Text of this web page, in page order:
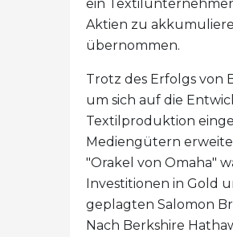
ein
Aktien zu
übernommen.
Trotz des Erfolgs von
um sich auf die
Textilproduktion
Mediengütern
"Orakel von Omaha"
Investitionen in Gold
geplagten Salomon
Nach Berkshire